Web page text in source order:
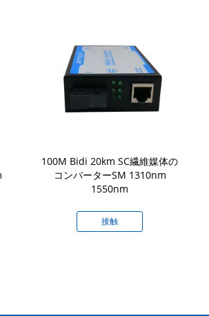
100M Bidi 20km SC繊維媒体の
コンバーターSM 1310nm
1550nm
接触